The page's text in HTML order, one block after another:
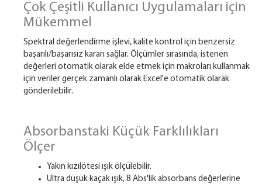
Çok Çeşitli Kullanıcı Uygulamaları için
Mükemmel
Spektral değerlendirme işlevi, kalite kontrol için benzersiz
başarılı/başarısız kararı sağlar. Ölçümler sırasında, istenen
değerleri otomatik olarak elde etmek için makroları kullanmak
için veriler gerçek zamanlı olarak Excel'e otomatik olarak
gönderilebilir.
Absorbanstaki Küçük Farklılıkları
Ölçer
Yakın kızılötesi ışık ölçülebilir.
Ultra düşük kaçak ışık, 8 Abs'lik absorbans değerlerine